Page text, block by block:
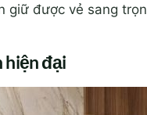
giữ được vẻ sang
hiện đại